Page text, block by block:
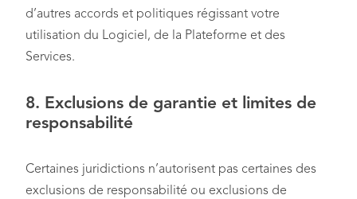
d’autres accords et politiques régissant votre
utilisation du Logiciel, de la Plateforme et des
Services.
8. Exclusions de garantie et limites de
responsabilité
Certaines juridictions n’autorisent pas certaines des
exclusions de responsabilité ou exclusions de